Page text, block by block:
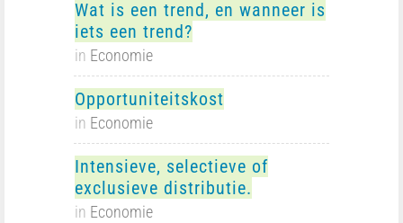
Wat is een trend, en wanneer is
iets een trend?
in Economie
Opportuniteitskost
in Economie
Intensieve, selectieve of
exclusieve distributie.
in Economie